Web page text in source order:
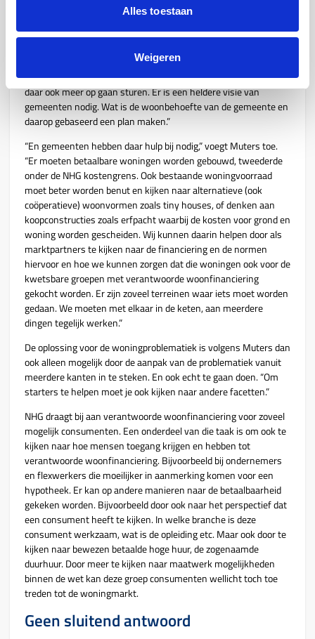
Alles toestaan
Weigeren
Wat kan er op korte termijn wel?
Ton: “Er moet veel meer regie komen op de opdracht die we
doelen en deadlines. Het moet overal veel duidelijker en
transparanter liggen: landelijk, regionaal, en op lokaal niveau. En
daar ook meer op gaan sturen. Er is een heldere visie van
gemeenten nodig. Wat is de woonbehoefte van de gemeente en
daarop gebaseerd een plan maken.”
“En gemeenten hebben daar hulp bij nodig,” voegt Muters toe.
“Er moeten betaalbare woningen worden gebouwd, tweederde
onder de NHG kostengrens. Ook bestaande woningvoorraad
moet beter worden benut en kijken naar alternatieve (ook
coöperatieve) woonvormen zoals tiny houses, of denken aan
koopconstructies zoals erfpacht waarbij de kosten voor grond en
woning worden gescheiden. Wij kunnen daarin helpen door als
marktpartners te kijken naar de financiering en de normen
hiervoor en hoe we kunnen zorgen dat die woningen ook voor de
kwetsbare groepen met verantwoorde woonfinanciering
gekocht worden. Er zijn zoveel terreinen waar iets moet worden
gedaan. We moeten met elkaar in de keten, aan meerdere
dingen tegelijk werken.”
De oplossing voor de woningproblematiek is volgens Muters dan
ook alleen mogelijk door de aanpak van de problematiek vanuit
meerdere kanten in te steken. En ook echt te gaan doen. “Om
starters te helpen moet je ook kijken naar andere facetten.”
NHG draagt bij aan verantwoorde woonfinanciering voor zoveel
mogelijk consumenten. Een onderdeel van die taak is om ook te
kijken naar hoe mensen toegang krijgen en hebben tot
verantwoorde woonfinanciering. Bijvoorbeeld bij ondernemers
en flexwerkers die moeilijker in aanmerking komen voor een
hypotheek. Er kan op andere manieren naar de betaalbaarheid
gekeken worden. Bijvoorbeeld door ook naar het perspectief dat
een consument heeft te kijken. In welke branche is deze
consument werkzaam, wat is de opleiding etc. Maar ook door te
kijken naar bewezen betaalde hoge huur, de zogenaamde
duurhuur. Door meer te kijken naar maatwerk mogelijkheden
binnen de wet kan deze groep consumenten wellicht toch toe
treden tot de woningmarkt.
Geen sluitend antwoord